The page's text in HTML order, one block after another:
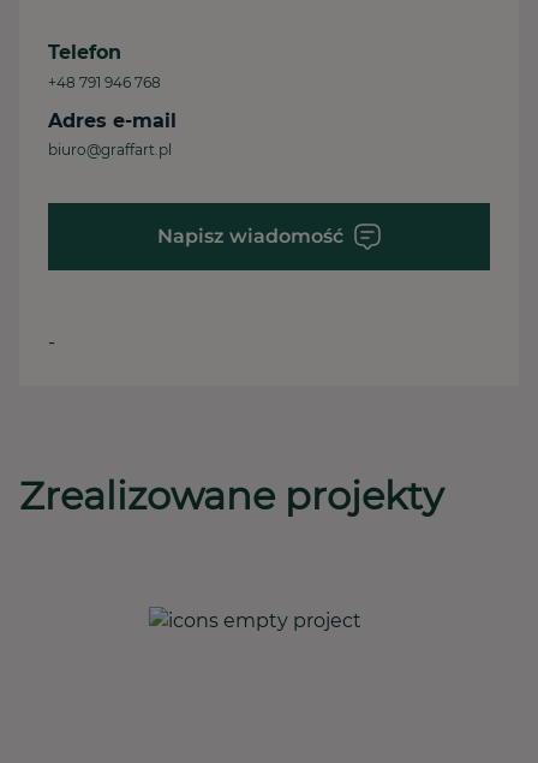
Telefon
+48 791 946 768
Adres e-mail
biuro@graffart.pl
Napisz wiadomość
-
Zrealizowane projekty